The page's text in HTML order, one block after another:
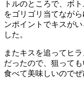
トルのところで、ボ
をゴリゴリ当てなが
ンポイントでキスが
した。
またキスを追ってヒ
だったので、狙って
食べて美味しいのでぜ